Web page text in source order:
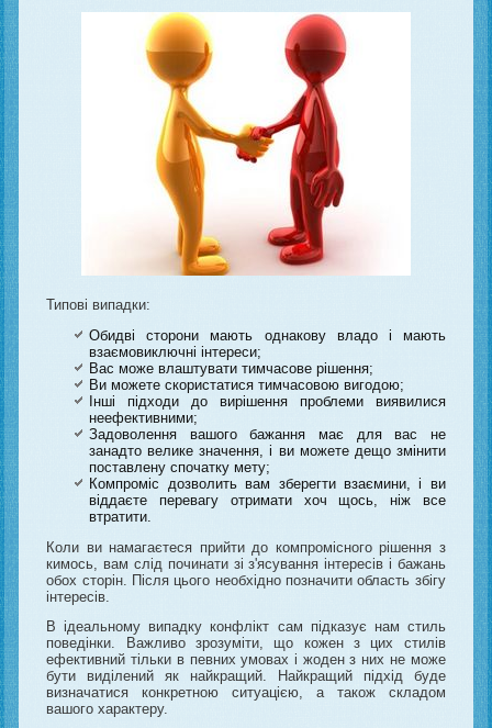
Типові випадки:
Обидві сторони мають однакову владо і мають
взаємовиключні інтереси;
Вас може влаштувати тимчасове рішення;
Ви можете скористатися тимчасовою вигодою;
Інші підходи до вирішення проблеми виявилися
неефективними;
Задоволення вашого бажання має для вас не
занадто велике значення, і ви можете дещо змінити
поставлену спочатку мету;
Компроміс дозволить вам зберегти взаємини, і ви
віддаєте перевагу отримати хоч щось, ніж все
втратити.
Коли ви намагаєтеся прийти до компромісного рішення з
кимось, вам слід починати зі з'ясування інтересів і бажань
обох сторін. Після цього необхідно позначити область збігу
інтересів.
В ідеальному випадку конфлікт сам підказує нам стиль
поведінки. Важливо зрозуміти, що кожен з цих стилів
ефективний тільки в певних умовах і жоден з них не може
бути виділений як найкращий. Найкращий підхід буде
визначатися конкретною ситуацією, а також складом
вашого характеру.